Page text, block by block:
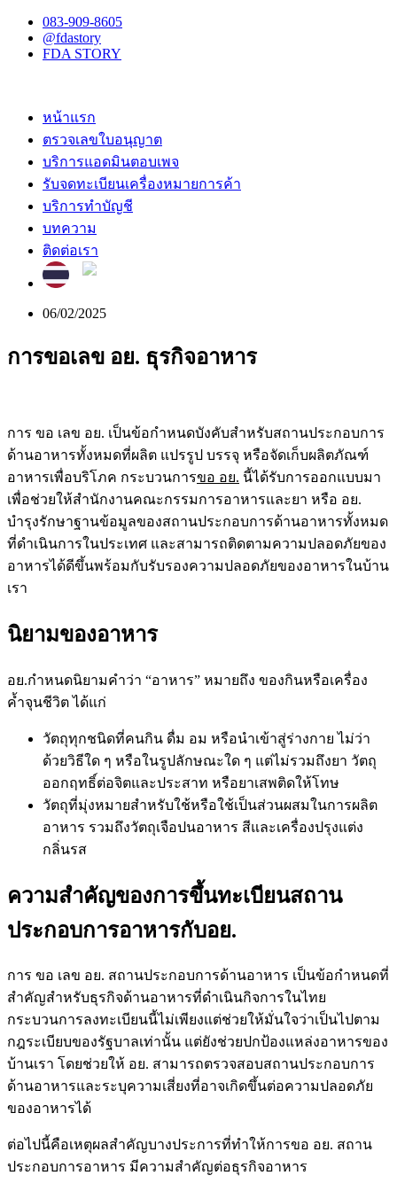
083-909-8605
@fdastory
FDA STORY
หน้าแรก
ตรวจเลขใบอนุญาต
บริการแอดมินตอบเพจ
รับจดทะเบียนเครื่องหมายการค้า
บริการทำบัญชี
บทความ
ติดต่อเรา
06/02/2025
การขอเลข อย. ธุรกิจอาหาร
การ ขอ เลข อย. เป็นข้อกำหนดบังคับสำหรับสถานประกอบการ
ด้านอาหารทั้งหมดที่ผลิต แปรรูป บรรจุ หรือจัดเก็บผลิตภัณฑ์
อาหารเพื่อบริโภค กระบวนการขอ อย. นี้ได้รับการออกแบบมา
เพื่อช่วยให้สำนักงานคณะกรรมการอาหารและยา หรือ อย.
บำรุงรักษาฐานข้อมูลของสถานประกอบการด้านอาหารทั้งหมด
ที่ดำเนินการในประเทศ และสามารถติดตามความปลอดภัยของ
อาหารได้ดีขึ้นพร้อมกับรับรองความปลอดภัยของอาหารในบ้าน
เรา
นิยามของอาหาร
อย.กำหนดนิยามคำว่า “อาหาร” หมายถึง ของกินหรือเครื่อง
ค้ำจุนชีวิต ได้แก่
วัตถุทุกชนิดที่คนกิน ดื่ม อม หรือนำเข้าสู่ร่างกาย ไม่ว่า
ด้วยวิธีใด ๆ หรือในรูปลักษณะใด ๆ แต่ไม่รวมถึงยา วัตถุ
ออกฤทธิ์ต่อจิตและประสาท หรือยาเสพติดให้โทษ
วัตถุที่มุ่งหมายสำหรับใช้หรือใช้เป็นส่วนผสมในการผลิต
อาหาร รวมถึงวัตถุเจือปนอาหาร สีและเครื่องปรุงแต่ง
กลิ่นรส
ความสำคัญของการขึ้นทะเบียนสถาน
ประกอบการอาหารกับอย.
การ ขอ เลข อย. สถานประกอบการด้านอาหาร เป็นข้อกำหนดที่
สำคัญสำหรับธุรกิจด้านอาหารที่ดำเนินกิจการในไทย
กระบวนการลงทะเบียนนี้ไม่เพียงแต่ช่วยให้มั่นใจว่าเป็นไปตาม
กฎระเบียบของรัฐบาลเท่านั้น แต่ยังช่วยปกป้องแหล่งอาหารของ
บ้านเรา โดยช่วยให้ อย. สามารถตรวจสอบสถานประกอบการ
ด้านอาหารและระบุความเสี่ยงที่อาจเกิดขึ้นต่อความปลอดภัย
ของอาหารได้
ต่อไปนี้คือเหตุผลสำคัญบางประการที่ทำให้การขอ อย. สถาน
ประกอบการอาหาร มีความสำคัญต่อธุรกิจอาหาร